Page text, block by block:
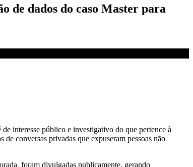
de dados do caso Master para
interesse público e investigativo do que pertence à
conversas privadas que expuseram pessoas não
foram divulgadas publicamente, gerando